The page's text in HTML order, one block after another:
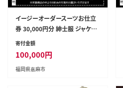
イージーオーダースーツお仕立
券 30,000円分 紳士服 ジャケッ
ト
寄付金額
100,000円
福岡県嘉麻市